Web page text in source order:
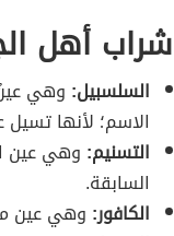
شراب أهل
السلسبيل: وهي
الاسم؛ لأنها تسيل
التسنيم: وهي عين
السابقة.
الكافور: وهي عين